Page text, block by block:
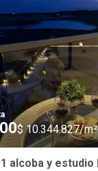
$ 10.344.827/m²